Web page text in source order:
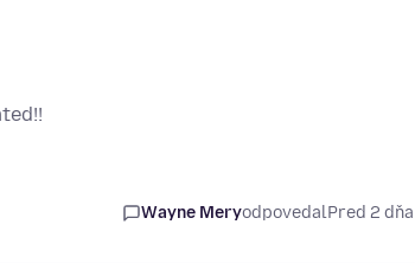
Wayne MeryodpovedalPred 2